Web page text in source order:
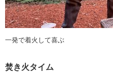
一発で着火して喜ぶ
焚き火タイム